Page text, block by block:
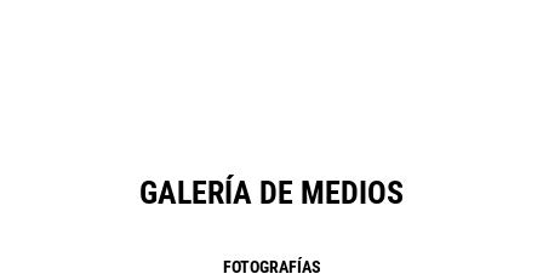
GALERÍA DE MEDIOS
FOTOGRAFÍAS